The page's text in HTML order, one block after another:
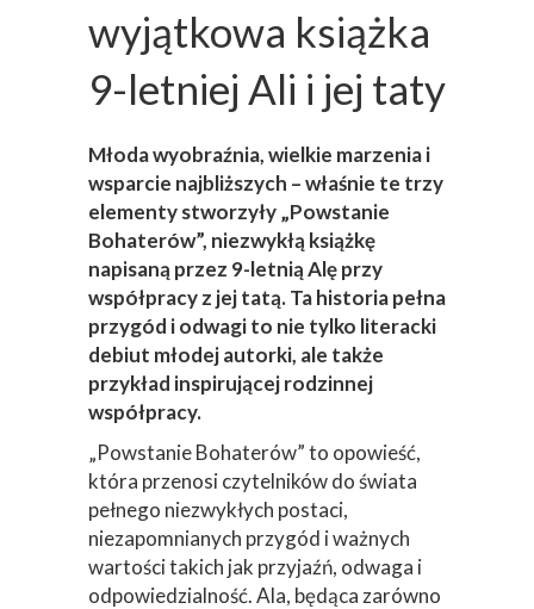
wyjątkowa książka
9-letniej Ali i jej taty
Młoda wyobraźnia, wielkie marzenia i
wsparcie najbliższych – właśnie te trzy
elementy stworzyły „Powstanie
Bohaterów”, niezwykłą książkę
napisaną przez 9-letnią Alę przy
współpracy z jej tatą. Ta historia pełna
przygód i odwagi to nie tylko literacki
debiut młodej autorki, ale także
przykład inspirującej rodzinnej
współpracy.
„Powstanie Bohaterów” to opowieść,
która przenosi czytelników do świata
pełnego niezwykłych postaci,
niezapomnianych przygód i ważnych
wartości takich jak przyjaźń, odwaga i
odpowiedzialność. Ala, będąca zarówno